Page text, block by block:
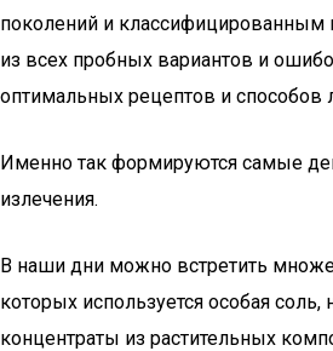
поколений и
из всех пробных вариантов и
оптимальных рецептов и способов
Именно так формируются самые
излечения.
В наши дни можно встретить
которых используется особая соль,
концентраты из растительных